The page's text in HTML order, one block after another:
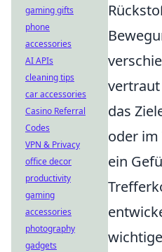
vertraut
das
oder im
ein
gaming gifts
phone
accessories
AI APIs
cleaning tips
car accessories
Casino Referral
Codes
VPN & Privacy
office decor
productivity
gaming
accessories
photography
gadgets